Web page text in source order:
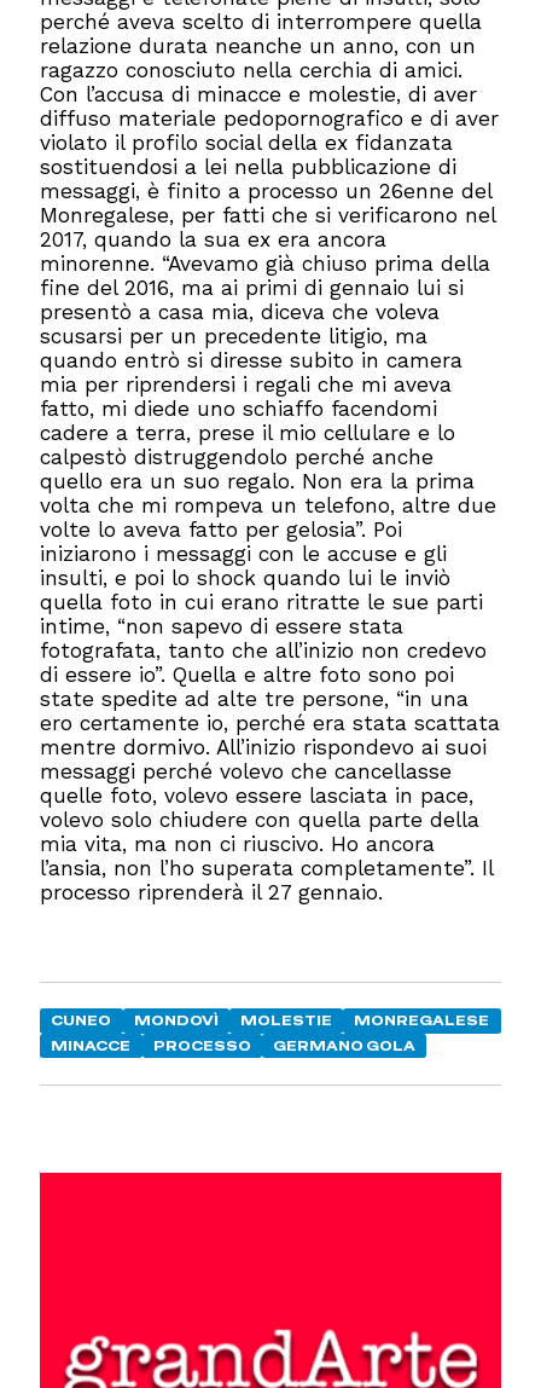
perché aveva scelto di interrompere quella
relazione durata neanche un anno, con un
ragazzo conosciuto nella cerchia di amici.
Con l’accusa di minacce e molestie, di aver
diffuso materiale pedopornografico e di aver
violato il profilo social della ex fidanzata
sostituendosi a lei nella pubblicazione di
messaggi, è finito a processo un 26enne del
Monregalese, per fatti che si verificarono nel
2017, quando la sua ex era ancora
minorenne. “Avevamo già chiuso prima della
fine del 2016, ma ai primi di gennaio lui si
presentò a casa mia, diceva che voleva
scusarsi per un precedente litigio, ma
quando entrò si diresse subito in camera
mia per riprendersi i regali che mi aveva
fatto, mi diede uno schiaffo facendomi
cadere a terra, prese il mio cellulare e lo
calpestò distruggendolo perché anche
quello era un suo regalo. Non era la prima
volta che mi rompeva un telefono, altre due
volte lo aveva fatto per gelosia”. Poi
iniziarono i messaggi con le accuse e gli
insulti, e poi lo shock quando lui le inviò
quella foto in cui erano ritratte le sue parti
intime, “non sapevo di essere stata
fotografata, tanto che all’inizio non credevo
di essere io”. Quella e altre foto sono poi
state spedite ad alte tre persone, “in una
ero certamente io, perché era stata scattata
mentre dormivo. All’inizio rispondevo ai suoi
messaggi perché volevo che cancellasse
quelle foto, volevo essere lasciata in pace,
volevo solo chiudere con quella parte della
mia vita, ma non ci riuscivo. Ho ancora
l’ansia, non l’ho superata completamente”. Il
processo riprenderà il 27 gennaio.
CUNEO MONDOVÌ MOLESTIE
MONREGALESE
MINACCE
PROCESSO GERMANO GOLA